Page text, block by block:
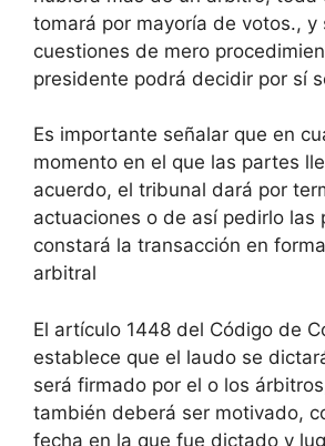
tomará por mayoría de votos., y
cuestiones de mero
presidente podrá decidir por sí
Es importante señalar que en
momento en el que las partes
acuerdo, el tribunal dará por
actuaciones o de así pedirlo las
constará la transacción en
arbitral
El artículo 1448 del Código de
establece que el laudo se
será firmado por el o los
también deberá ser motivado,
fecha en la que fue dictado y